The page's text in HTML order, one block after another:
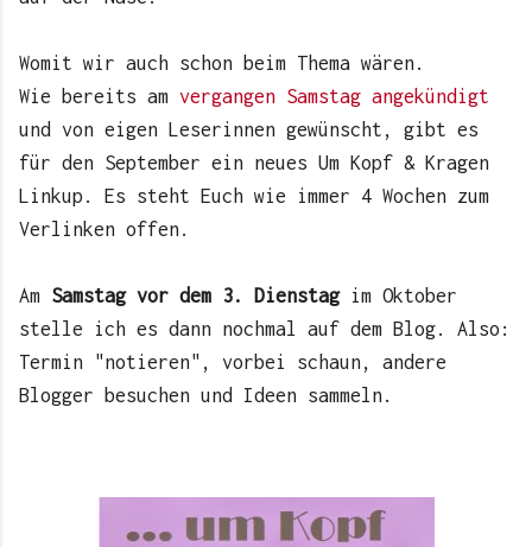
Womit wir auch schon beim Thema wären.
Wie bereits am vergangen Samstag angekündigt
und von eigen Leserinnen gewünscht, gibt es
für den September ein neues Um Kopf & Kragen
Linkup. Es steht Euch wie immer 4 Wochen zum
Verlinken offen.
Am Samstag vor dem 3. Dienstagim Oktober
stelle ich es dann nochmal auf dem Blog. Also:
Termin "notieren", vorbei schaun, andere
Blogger besuchen und Ideen sammeln.